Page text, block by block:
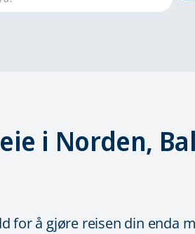
i Norden,
for å gjøre reisen din enda